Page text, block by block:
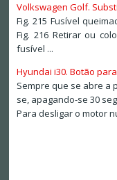
Volkswagen Golf.
Fig. 215 Fusível
Fig. 216 Retirar ou
fusível ...
Hyundai i30. Botão
Sempre que se abre a
se, apagando-se 30
Para desligar o motor